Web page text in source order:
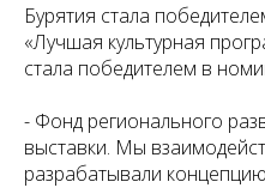
Бурятия стала
«Лучшая культурная
стала победителем в
- Фонд регионального
выставки. Мы
разрабатывали